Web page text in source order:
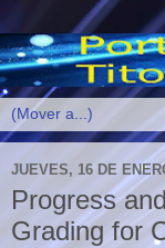
JUEVES, 16 DE
Progress
Grading for